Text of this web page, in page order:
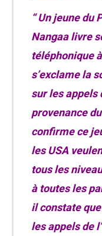
“ Un jeune du
Nangaa livre
téléphonique
s’exclame la
sur les appels
provenance
confirme ce
les USA
tous les
à toutes les
il constate
les appels de